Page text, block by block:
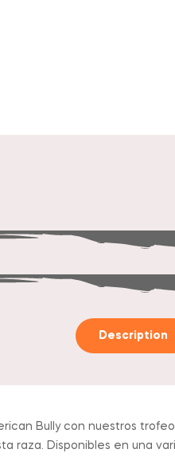
Description
Bully con nuestros
raza. Disponibles en una